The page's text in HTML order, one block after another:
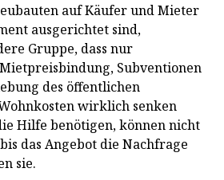
auf Käufer und Mieter
ausgerichtet sind,
Gruppe, dass nur
Subventionen
des öffentlichen
wirklich senken
Hilfe benötigen, können nicht
das Angebot die Nachfrage
sie.